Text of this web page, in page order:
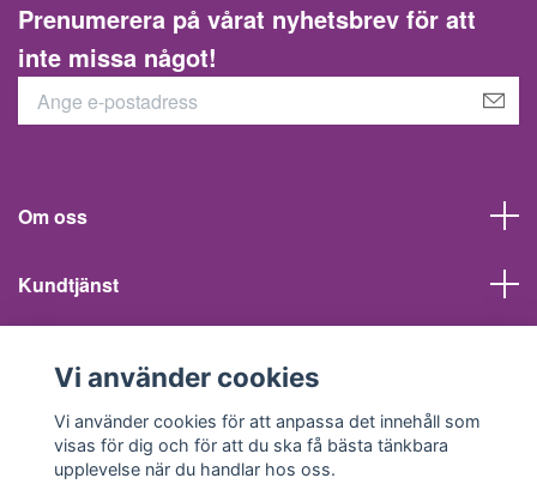
Prenumerera på vårat nyhetsbrev för att
inte missa något!
Om oss
Kundtjänst
Sociala medier
Vi använder cookies
Vi använder cookies för att anpassa det innehåll som
visas för dig och för att du ska få bästa tänkbara
upplevelse när du handlar hos oss.